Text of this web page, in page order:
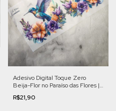
Adesivo Digital Toque Zero
Beija-Flor no Paraíso das Flores |
R$21,90